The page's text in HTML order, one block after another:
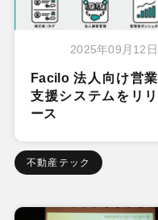
2025年09月12日
Facilo 法人向け営業
支援システムをリリ
ース
不動産テック